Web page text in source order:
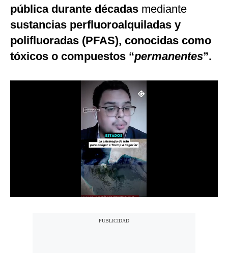
G de Gestión
Notas Contratadas
Podcast
pública durante décadas mediante
sustancias perfluoroalquiladas y
polifluoradas (PFAS), conocidas como
tóxicos o compuestos “permanentes”.